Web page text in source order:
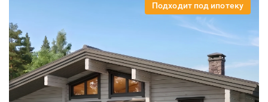
Подходит под ипотеку